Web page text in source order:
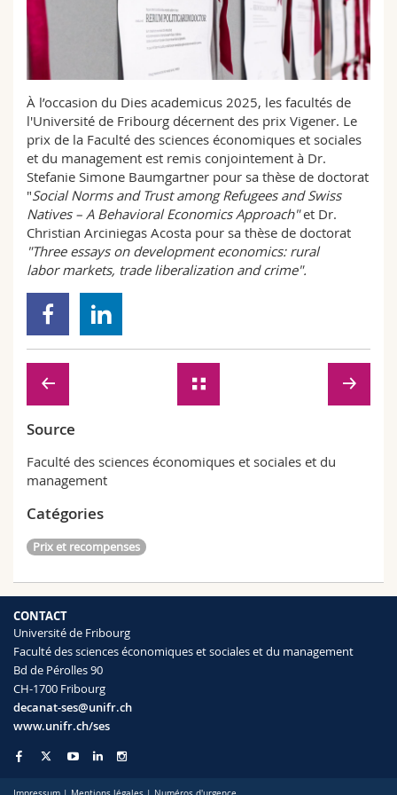
Sciences et médecine
Interfacultaire
Collaborateurs
Doctorants
Programme des cours
MyUnifr
À l’occasion du Dies academicus 2025, les facultés de
l'Université de Fribourg décernent des prix Vigener. Le
prix de la Faculté des sciences économiques et sociales
et du management est remis conjointement à Dr.
Stefanie Simone Baumgartner pour sa thèse de doctorat
"Social Norms and Trust among Refugees and Swiss
Natives – A Behavioral Economics Approach"et Dr.
Christian Arciniegas Acosta pour sa thèse de doctorat
"Three essays on development economics: rural
labor markets, trade liberalization and crime".
Source
Faculté des sciences économiques et sociales et du
management
Catégories
Prix et recompenses
CONTACT
Université de Fribourg
Faculté des sciences économiques et sociales et du management
Bd de Pérolles 90
CH-1700 Fribourg
decanat-ses@unifr.ch
www.unifr.ch/ses